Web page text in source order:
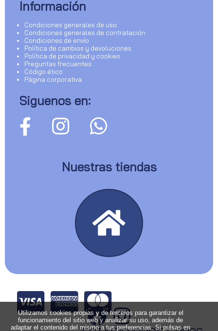
Información
Condiciones generales de uso
Condiciones generales de contratación
Condiciones de envío
Política de cambios y devoluciones
Política de privacidad y cookies
Preguntas frecuentes
Código ético
Página corporativa
Siguenos en:
Nuestras tiendas
Utilizamos cookies propias y de terceros para garantizar el
funcionamiento del sitio web y analizar su uso, además de
adaptar el contenido del mismo a tus preferencias. Si pulsas en